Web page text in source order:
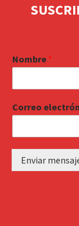
Nombre *
Correo
Enviar